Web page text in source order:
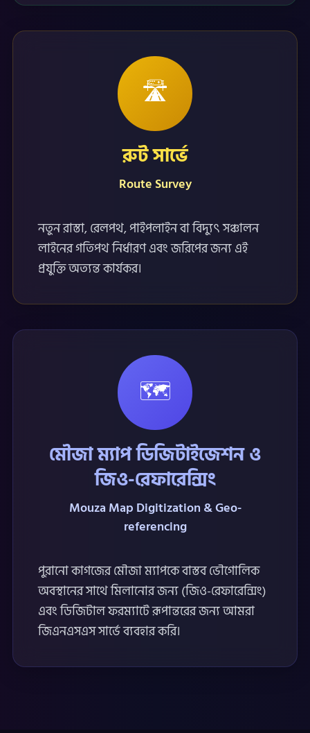
🛣️
রুট সার্ভে
Route Survey
নতুন রাস্তা, রেলপথ, পাইপলাইন বা বিদ্যুৎ সঞ্চালন
লাইনের গতিপথ নির্ধারণ এবং জরিপের জন্য এই
প্রযুক্তি অত্যন্ত কার্যকর।
🗺️
মৌজা ম্যাপ ডিজিটাইজেশন ও
জিও-রেফারেন্সিং
Mouza Map Digitization & Geo-
referencing
পুরানো কাগজের মৌজা ম্যাপকে বাস্তব ভৌগোলিক
অবস্থানের সাথে মিলানোর জন্য (জিও-রেফারেন্সিং)
এবং ডিজিটাল ফরম্যাটে রূপান্তরের জন্য আমরা
জিএনএসএস সার্ভে ব্যবহার করি।